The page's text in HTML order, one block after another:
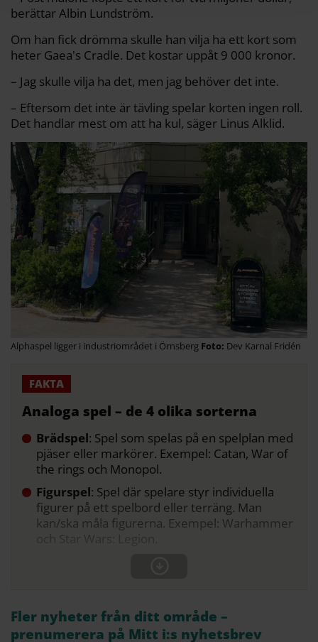
berättar Albin Lundström.
Om han fick drömma skulle han vilja ha ett kort som
heter Gaea's Cradle. Det kostar uppåt 9 000 kronor.
– Jag skulle vilja ha det, men jag behöver det inte.
– Eftersom det inte är tävling spelar korten ingen roll.
Det handlar mest om att ha kul, säger Linus Alklid.
Alphaspel ligger i industriområdet i Örnsberg Dev Karnal Fridén
Analoga spel – de 4 olika sorterna
Brädspel: Spel som spelas på en spelplan med
pjäser eller markörer. Exempel: Catan, War of
the rings och Monopol.
Figurspel: Spel där spelare styr individuella
figurer på ett spelbord eller terräng. Man
kan/ska måla figurerna. Exempel: Warhammer
och Star Wars: Legion.
Fler nyheter från ditt område –
prenumerera på Mitt i:s nyhetsbrev